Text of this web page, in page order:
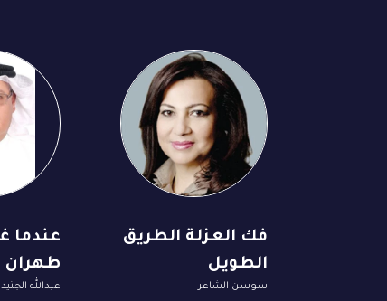
فك العزلة الطريق
الطويل
سوسن الشاعر
طهران
عبدالله الجنيد